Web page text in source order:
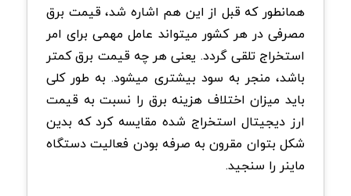
همانطور که قبل از این هم اشاره شد، قیمت برق
مصرفی در هر کشور میتواند عامل مهمی برای امر
استخراج تلقی گردد. یعنی هر چه قیمت برق کمتر
باشد، منجر به سود بیشتری میشود. به طور کلی
باید میزان اختلاف هزینه برق را نسبت به قیمت
ارز دیجیتال استخراج شده مقایسه کرد که بدین
شکل بتوان مقرون به صرفه بودن فعالیت دستگاه
ماینر را سنجید.